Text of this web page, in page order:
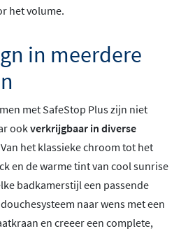
het volume.
in meerdere
met SafeStop Plus zijn niet
ookverkrijgbaar in diverse
Van het klassieke chroom tot het
en de warme tint van cool sunrise
badkamerstijl een passende
naar wens met een
en creeer een complete,